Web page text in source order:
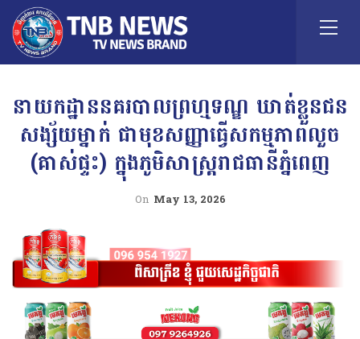
នាយកដ្ឋាននគរបាលព្រហ្មទណ្ឌ ឃាត់ខ្លួនជន
សង្ស័យម្នាក់ ជាមុខសញ្ញាធ្វើសកម្មភាពលួច
(គាស់ផ្ទះ) ក្នុងភូមិសាស្ត្ររាជធានីភ្នំពេញ
On May 13, 2026